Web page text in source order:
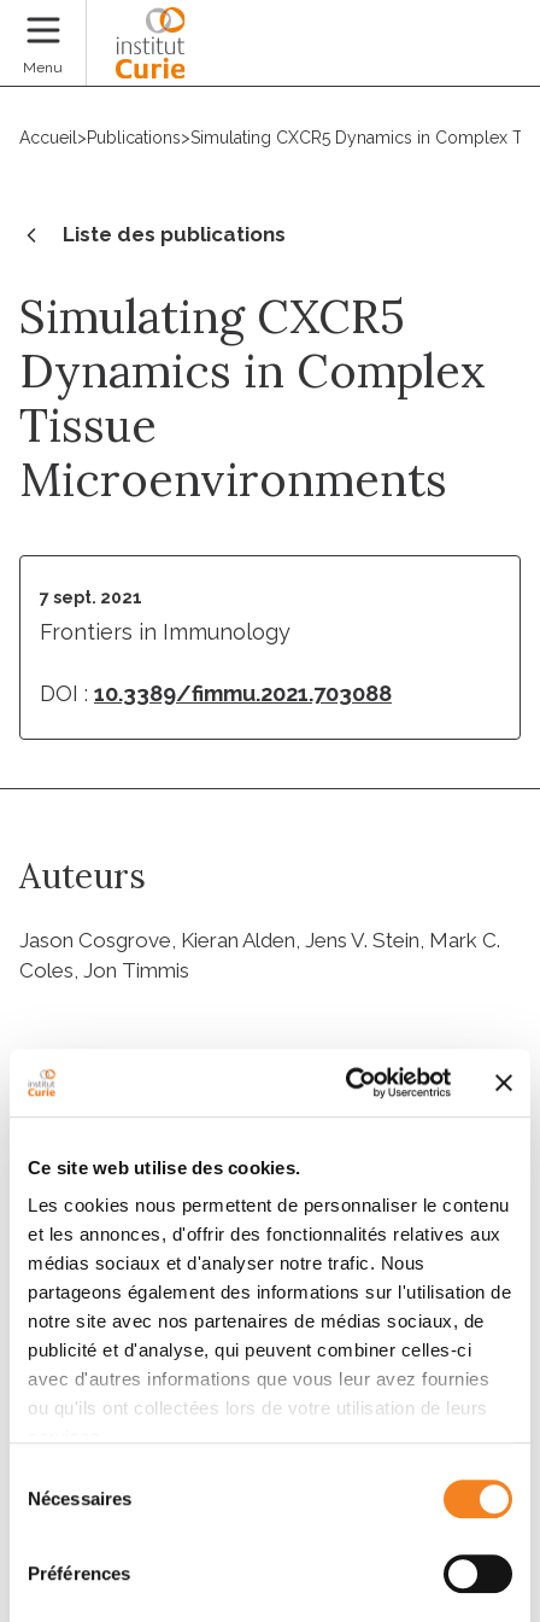
Ce site web utilise des cookies.
Les cookies nous permettent de personnaliser le contenu
et les annonces, d'offrir des fonctionnalités relatives aux
médias sociaux et d'analyser notre trafic. Nous
partageons également des informations sur l'utilisation de
notre site avec nos partenaires de médias sociaux, de
publicité et d'analyse, qui peuvent combiner celles-ci
avec d'autres informations que vous leur avez fournies
ou qu'ils ont collectées lors de votre utilisation de leurs
Nécessaires
Préférences
Menu
Accueil >Publications>Simulating CXCR5 Dynamics in Complex
Liste des publications
Simulating CXCR5
Dynamics in Complex
Tissue
Microenvironments
7 sept. 2021
Frontiers in Immunology
DOI : 10.3389/fimmu.2021.703088
Auteurs
Jason Cosgrove, Kieran Alden, Jens V. Stein, Mark C.
Coles, Jon Timmis
Résumé
microenvironments, immune cells sense molecular
concentration gradients using G-protein coupled
receptors. However, due to the complexity of
receptor activity, and the multimodal nature of
chemokine gradients in vivo, chemokine receptor
activityin situis poorly understood. To address this
issue, we apply a modelling and simulation approach
that permits analysis of the spatiotemporal dynamics
of CXCR5 expression within anin silicoB-follicle with
receptor numbers and changes in individual kinetic
perturbations where multiple parameters are altered
simultaneously. Through multi-objective optimization